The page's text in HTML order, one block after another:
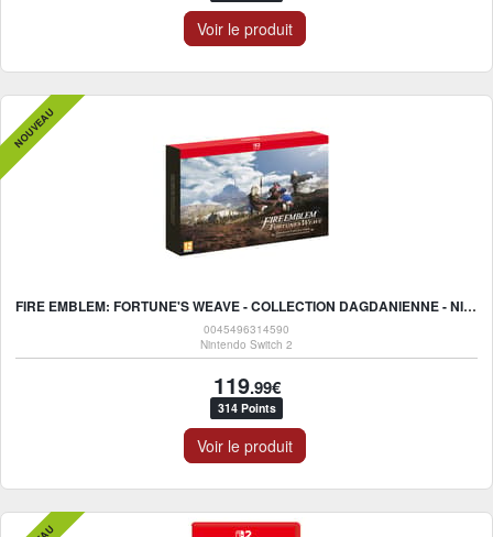
Voir le produit
FIRE EMBLEM: FORTUNE'S WEAVE - COLLECTION DAGDANIENNE - NINTENDO SWITCH 2
0045496314590
Nintendo Switch 2
119.99€
314 Points
Voir le produit
NOUVEAU